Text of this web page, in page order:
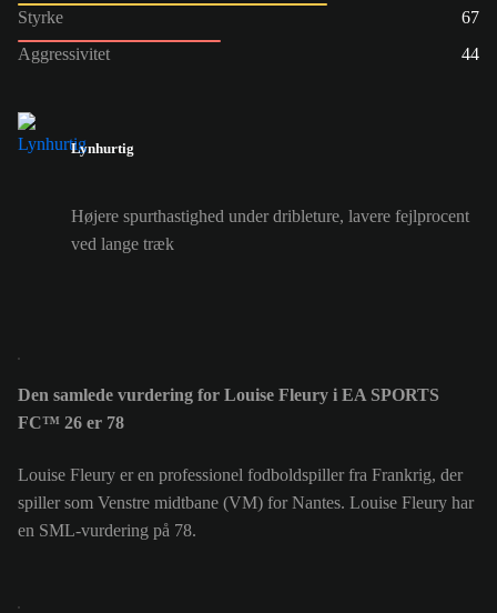
Styrke
67
Aggressivitet
44
Lynhurtig
Højere spurthastighed under dribleture, lavere fejlprocent
ved lange træk
Den samlede vurdering for Louise Fleury i EA SPORTS
FC™ 26 er 78
Louise Fleury er en professionel fodboldspiller fra Frankrig, der
spiller som Venstre midtbane (VM) for Nantes. Louise Fleury har
en SML-vurdering på 78.